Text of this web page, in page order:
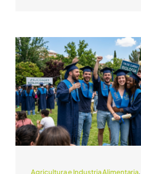
Agricultura e Industria Alimentaria,